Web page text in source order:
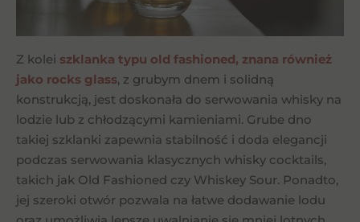
Z kolei szklanka typu old fashioned, znana również
jako rocks glass, z grubym dnem i solidną
konstrukcją, jest doskonała do serwowania whisky na
lodzie lub z chłodzącymi kamieniami. Grube dno
takiej szklanki zapewnia stabilność i doda elegancji
podczas serwowania klasycznych whisky cocktails,
takich jak Old Fashioned czy Whiskey Sour. Ponadto,
jej szeroki otwór pozwala na łatwe dodawanie lodu